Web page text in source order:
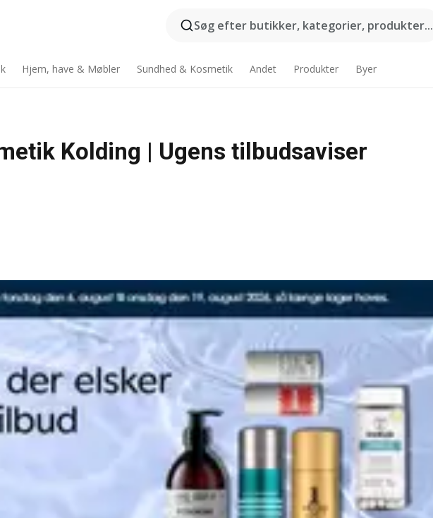
Søg efter butikker, kategorier, produkter...
Hjem, have & Møbler Sundhed & Kosmetik Andet Produkter Byer
Kolding | Ugens tilbudsaviser